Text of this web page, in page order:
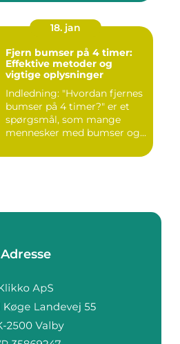
18. jan
Fjern bumser på 4 timer:
Effektive metoder og
vigtige oplysninger
Indledning: "Hvordan fjernes
bumser på 4 timer?" er et
spørgsmål, som mange
mennesker med bumser og...
Adresse